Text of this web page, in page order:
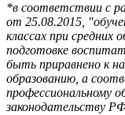
*в соответствии с
от 25.08.2015,
классах при средних
подготовке
быть приравнено к
образованию, а
профессиональному
законодательству